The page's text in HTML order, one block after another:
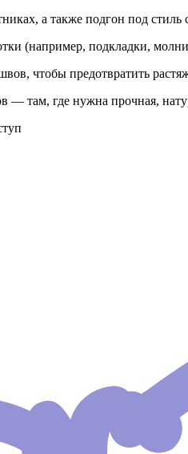
а также подгон под стиль
(например, подкладки,
чтобы предотвратить
там, где нужна прочная,